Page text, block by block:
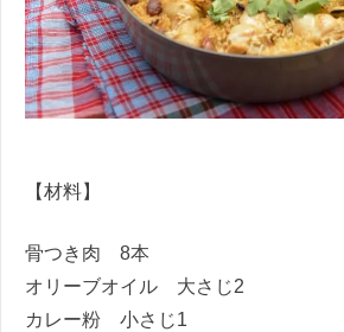
【材料】
骨つき肉 8本
オリーブオイル 大さじ2
カレー粉 小さじ1